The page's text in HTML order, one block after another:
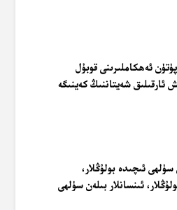
ئەھكاملىرىنى قوبۇل
ئارقىلىق شەيتاننىڭ كەينىگە
ئىچىدە بولۇڭلار،
ئىنسانلار بىلەن سۈلھى